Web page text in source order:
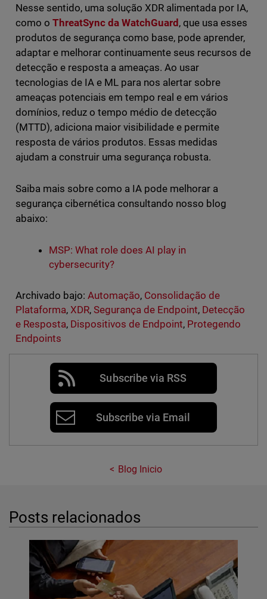
Nesse sentido, uma solução XDR alimentada por IA,
como o ThreatSync da WatchGuard , que usa esses
produtos de segurança como base, pode aprender,
adaptar e melhorar continuamente seus recursos de
detecção e resposta a ameaças. Ao usar
tecnologias de IA e ML para nos alertar sobre
ameaças potenciais em tempo real e em vários
domínios, reduz o tempo médio de detecção
(MTTD), adiciona maior visibilidade e permite
resposta de vários produtos. Essas medidas
ajudam a construir uma segurança robusta.
Saiba mais sobre como a IA pode melhorar a
segurança cibernética consultando nosso blog
abaixo:
MSP: What role does AI play in
cybersecurity?
Archivado bajo: Automação, Consolidação de
Plataforma, XDR, Segurança de Endpoint, Detecção
e Resposta, Dispositivos de Endpoint, Protegendo
Endpoints
Subscribe via RSS
Subscribe via Email
Blog Inicio
Posts relacionados